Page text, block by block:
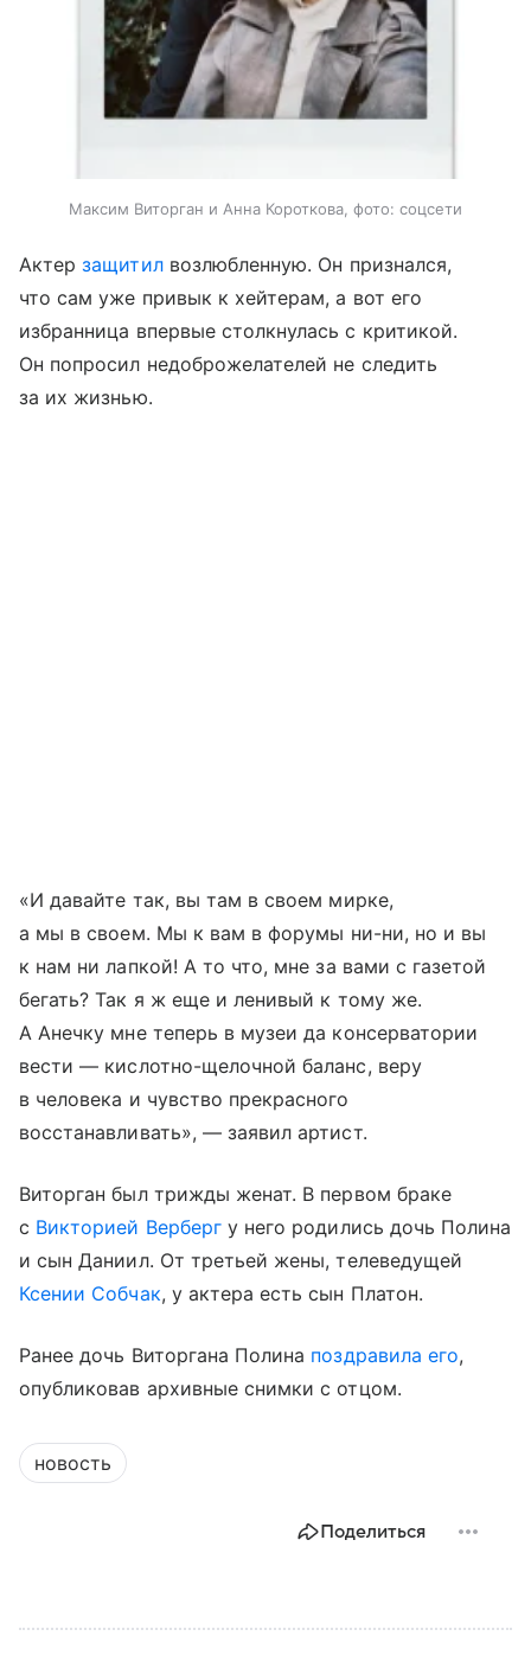
Максим Виторган и Анна Короткова, фото: соцсети
Актерзащитилвозлюбленную. Он признался,
что сам уже привык к хейтерам, а вот его
избранница впервые столкнулась с критикой.
Он попросил недоброжелателей не следить
за их жизнью.
«И давайте так, вы там в своем мирке,
а мы в своем. Мы к вам в форумы ни-ни, но и вы
к нам ни лапкой! А то что, мне за вами с газетой
бегать? Так я ж еще и ленивый к тому же.
А Анечку мне теперь в музеи да консерватории
вести — кислотно-щелочной баланс, веру
в человека и чувство прекрасного
восстанавливать», — заявил артист.
Виторган был трижды женат. В первом браке
с Викторией Вербергу него родились дочь Полина
и сын Даниил. От третьей жены, телеведущей
Ксении Собчак, у актера есть сын Платон.
Ранее дочь Виторгана Полина поздравила его,
опубликовав архивные снимки с отцом.
новость
Поделиться